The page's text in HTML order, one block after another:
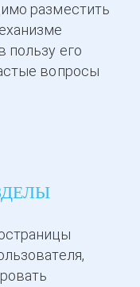
разместить
пользу его
вопросы